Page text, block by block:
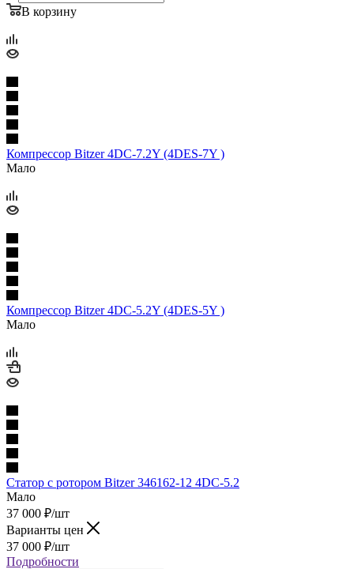
В корзину
Компрессор Bitzer 4DC-7.2Y (4DES-7Y )
Мало
Компрессор Bitzer 4DC-5.2Y (4DES-5Y )
Мало
Статор с ротором Bitzer 346162-12 4DC-5.2
Мало
37 000 ₽/шт
Варианты цен
37 000 ₽/шт
Подробности